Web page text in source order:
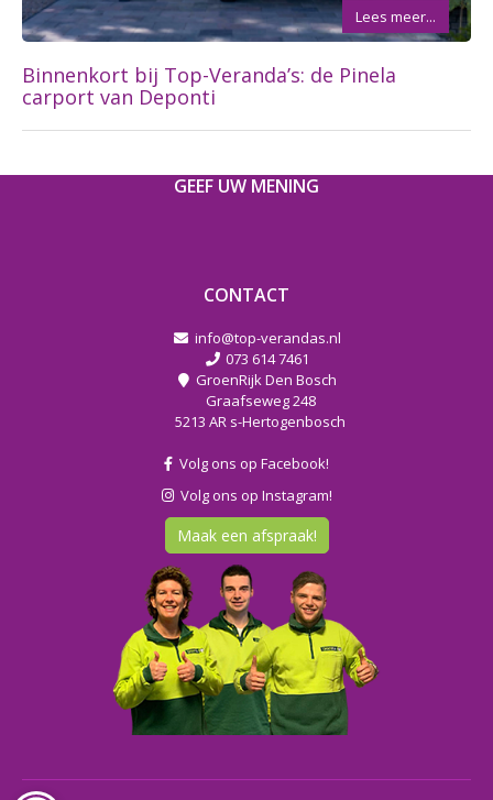
Binnenkort bij Top-Veranda’s: de Pinela
carport van Deponti
Lees meer...
GEEF UW MENING
CONTACT
info@top-verandas.nl
073 614 7461
GroenRijk Den Bosch
Graafseweg 248
5213 AR s-Hertogenbosch
Volg ons op Facebook!
Volg ons op Instagram!
Maak een afspraak!